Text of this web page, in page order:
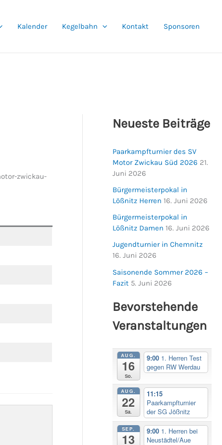
Kalender Kegelbahn Kontakt Sponsoren
zwickau-
Neueste Beiträge
Paarkampfturnier des SV
Motor Zwickau Süd 2026 21.
Juni 2026
Bürgermeisterpokal in
Lößnitz Herren 16. Juni 2026
Bürgermeisterpokal in
Lößnitz Damen 16. Juni 2026
Jugendturnier in Chemnitz
16. Juni 2026
Saisonende Sommer 2026 –
Fazit 5. Juni 2026
Bevorstehende
Veranstaltungen
AUG.
16
So.
9:00 1. Herren Test
gegen RW Werdau
AUG.
22
Sa.
11:15
Paarkampfturnier
der SG Jößnitz
SEP.
13
9:00 1. Herren bei
Neustädtel/Aue